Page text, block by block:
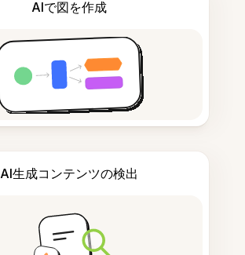
AIで図を作成
AI生成コンテンツの検出